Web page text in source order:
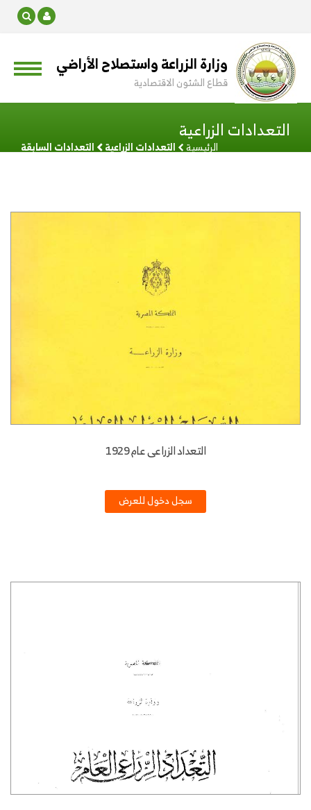
وزارة الزراعة واستصلاح الأراضي
قطاع الشئون الاقتصادية
التعدادات الزراعية
الرئيسية التعدادات الزراعية التعدادات السابقة
التعداد الزراعى عام 1929
سجل دخول للعرض